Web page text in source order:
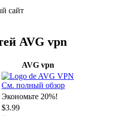
сайт
AVG vpn
AVG vpn
См. полный обзор
Экономьте 20%!
$3.99